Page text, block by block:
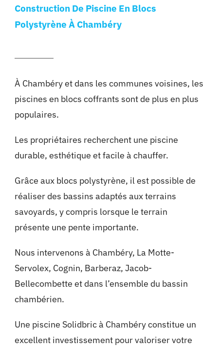
Construction De Piscine En Blocs
Polystyrène À Chambéry
À Chambéry et dans les communes voisines, les
piscines en blocs coffrants sont de plus en plus
populaires.
Les propriétaires recherchent une piscine
durable, esthétique et facile à chauffer.
Grâce aux blocs polystyrène, il est possible de
réaliser des bassins adaptés aux terrains
savoyards, y compris lorsque le terrain
présente une pente importante.
Nous intervenons à Chambéry, La Motte-
Servolex, Cognin, Barberaz, Jacob-
Bellecombette et dans l’ensemble du bassin
chambérien.
Une piscine Solidbric à Chambéry constitue un
excellent investissement pour valoriser votre